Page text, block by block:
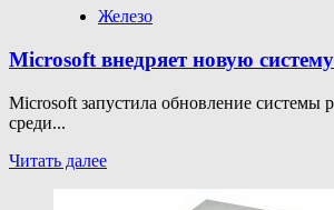
кроссовер
с
3:
Железо
Microsoft внедряет новую
Microsoft запустила обновление системы
среди...
Читать далееПрочитать